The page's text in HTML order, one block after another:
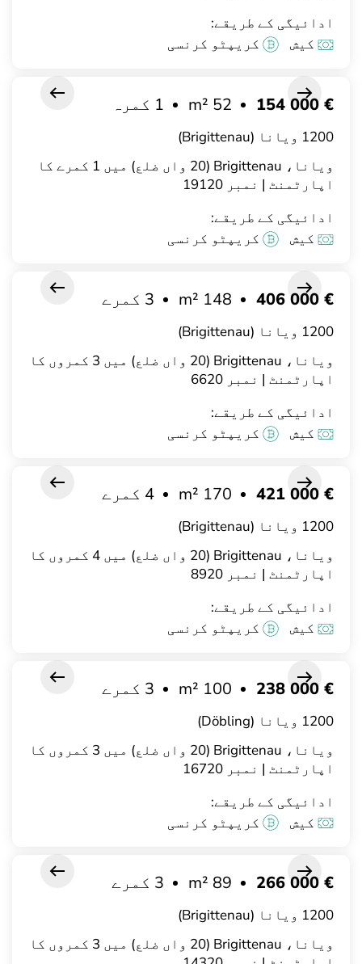
ادائیگی کے طریقے:
کیش
کریپٹو کرنسی
ویانا، Brigittenau (20 واں ضلع) میں 1 کمرے کا
اپارٹمنٹ | نمبر 19120
€ 154 000
52 m² 1 کمرہ
1200 ویانا (Brigittenau)
ادائیگی کے طریقے:
کیش
کریپٹو کرنسی
ویانا، Brigittenau (20 واں ضلع) میں 3 کمروں کا
اپارٹمنٹ | نمبر 6620
€ 406 000
148 m² 3 کمرے
1200 ویانا (Brigittenau)
ادائیگی کے طریقے:
کیش
کریپٹو کرنسی
ویانا، Brigittenau (20 واں ضلع) میں 4 کمروں کا
اپارٹمنٹ | نمبر 8920
€ 421 000
170 m² 4 کمرے
1200 ویانا (Brigittenau)
ادائیگی کے طریقے:
کیش
کریپٹو کرنسی
ویانا، Brigittenau (20 واں ضلع) میں 3 کمروں کا
اپارٹمنٹ | نمبر 16720
€ 238 000
100 m² 3 کمرے
1200 ویانا (Döbling)
ادائیگی کے طریقے:
کیش
کریپٹو کرنسی
ویانا، Brigittenau (20 واں ضلع) میں 3 کمروں کا
€ 266 000
89 m² 3 کمرے
1200 ویانا (Brigittenau)